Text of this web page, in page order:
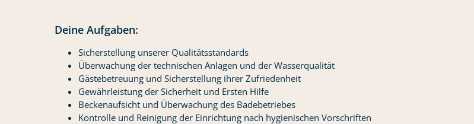
Deine Aufgaben:
Sicherstellung unserer Qualitätsstandards
Überwachung der technischen Anlagen und der Wasserqualität
Gästebetreuung und Sicherstellung ihrer Zufriedenheit
Gewährleistung der Sicherheit und Ersten Hilfe
Beckenaufsicht und Überwachung des Badebetriebes
Kontrolle und Reinigung der Einrichtung nach hygienischen Vorschriften